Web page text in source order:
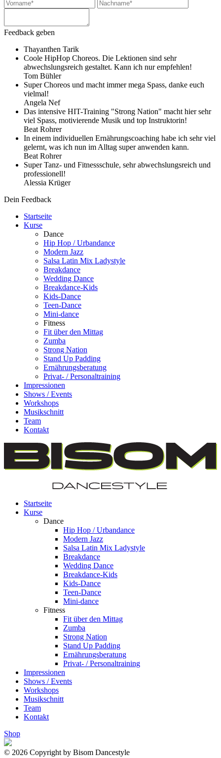
Feedback geben
Thayanthen Tarik
Coole HipHop Choreos. Die Lektionen sind sehr
abwechslungsreich gestaltet. Kann ich nur empfehlen!
Tom Bühler
Super Choreos und macht immer mega Spass, danke euch
vielmal!
Angela Nef
Das intensive HIT-Training "Strong Nation" macht hier sehr
viel Spass, motivierende Musik und top Instruktorin!
Beat Rohrer
In einem individuellen Ernährungscoaching habe ich sehr viel
gelernt, was ich nun im Alltag super anwenden kann.
Beat Rohrer
Super Tanz- und Fitnessschule, sehr abwechslungsreich und
professionell!
Alessia Krüger
Dein Feedback
Startseite
Kurse
Dance
Hip Hop / Urbandance
Modern Jazz
Salsa Latin Mix Ladystyle
Breakdance
Wedding Dance
Breakdance-Kids
Kids-Dance
Teen-Dance
Mini-dance
Fitness
Fit über den Mittag
Zumba
Strong Nation
Stand Up Padding
Ernährungsberatung
Privat- / Personaltraining
Impressionen
Shows / Events
Workshops
Musikschnitt
Team
Kontakt
Startseite
Kurse
Dance
Hip Hop / Urbandance
Modern Jazz
Salsa Latin Mix Ladystyle
Breakdance
Wedding Dance
Breakdance-Kids
Kids-Dance
Teen-Dance
Mini-dance
Fitness
Fit über den Mittag
Zumba
Strong Nation
Stand Up Padding
Ernährungsberatung
Privat- / Personaltraining
Impressionen
Shows / Events
Workshops
Musikschnitt
Team
Kontakt
Shop
© 2026 Copyright by Bisom Dancestyle